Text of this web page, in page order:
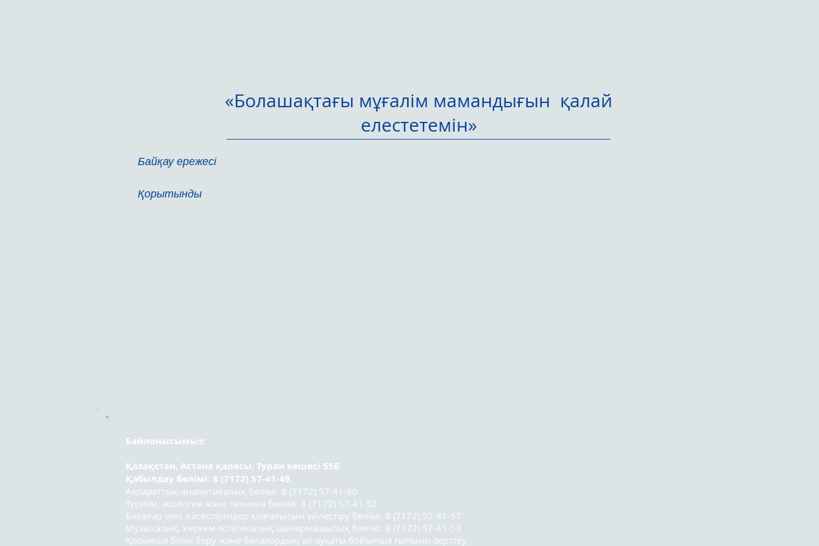
«Болашақтағы мұғалім мамандығын қалай
елестетемін»
Байқау ережесі
Қорытынды
Байланысымыз:
Қазақстан, Астана қаласы, Туран көшесі 55Б
Қабылдау бөлімі: 8 (7172) 57-41-49
Ақпараттық-аналитикалық бөлімі: 8 (7172) 57-41-60
Туризм, экология және техника бөлімі: 8 (7172) 57-41-52
Балалар мен жасөспірімдер қозғалысын үйлестіру бөлімі: 8 (7172) 57-41-57
Музыкалық, көркем-эстетикалық шығармашылық бөлімі: 8 (7172) 57-41-53
Қосымша білім беру және балалардың әл-ауқаты бойынша ғылыми-зерттеу